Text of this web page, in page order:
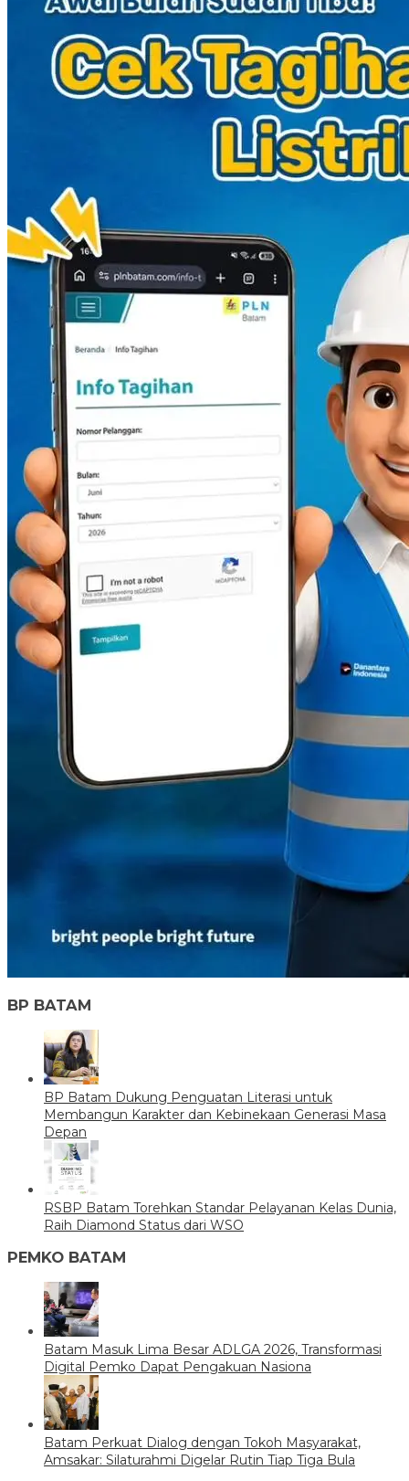
BP BATAM
BP Batam Dukung Penguatan Literasi untuk
Membangun Karakter dan Kebinekaan Generasi Masa
Depan
RSBP Batam Torehkan Standar Pelayanan Kelas Dunia,
Raih Diamond Status dari WSO
PEMKO BATAM
Batam Masuk Lima Besar ADLGA 2026, Transformasi
Digital Pemko Dapat Pengakuan Nasiona
Batam Perkuat Dialog dengan Tokoh Masyarakat,
Amsakar: Silaturahmi Digelar Rutin Tiap Tiga Bula